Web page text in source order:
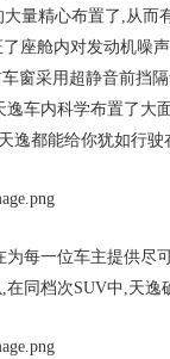
量精心布置了,从而
座舱内对发动机噪
窗采用超静音前挡
车内科学布置了大
都能给你犹如行驶
每一位车主提供尽
同档次SUV中,天逸